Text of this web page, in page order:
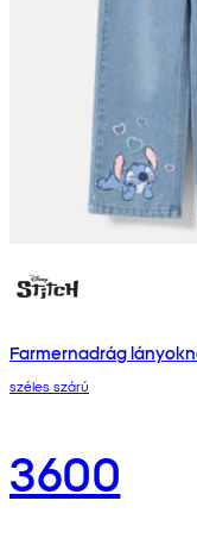
Farmernadrág
széles szárú
3600